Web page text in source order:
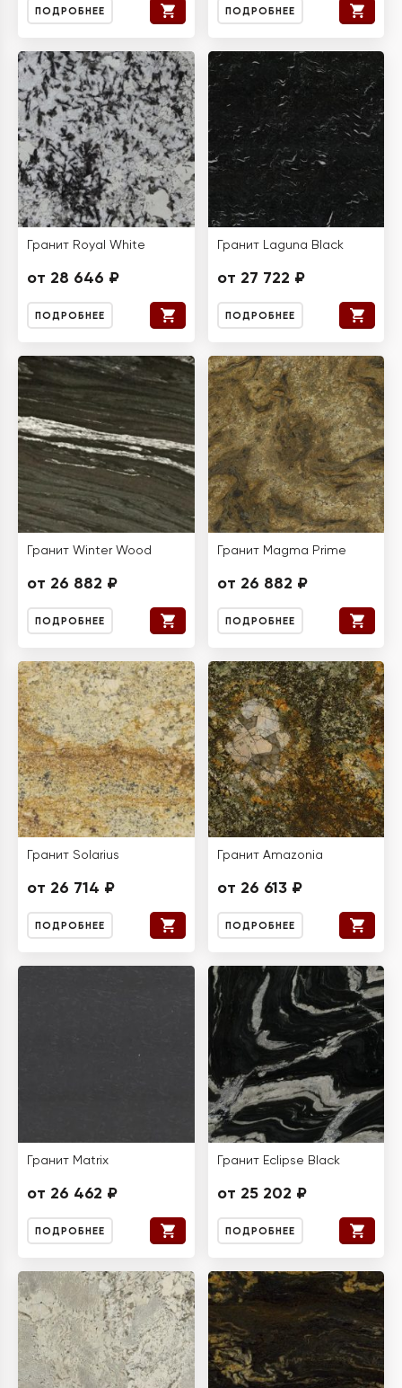
ПОДРОБНЕЕ ПОДРОБНЕЕ
Гранит Royal White
от 28 646 ₽
ПОДРОБНЕЕ
Гранит Laguna Black
от 27 722 ₽
ПОДРОБНЕЕ
Гранит Winter Wood
от 26 882 ₽
ПОДРОБНЕЕ
Гранит Magma Prime
от 26 882 ₽
ПОДРОБНЕЕ
Гранит Solarius
от 26 714 ₽
ПОДРОБНЕЕ
Гранит Amazonia
от 26 613 ₽
ПОДРОБНЕЕ
Гранит Matrix
от 26 462 ₽
ПОДРОБНЕЕ
Гранит Eclipse Black
от 25 202 ₽
ПОДРОБНЕЕ